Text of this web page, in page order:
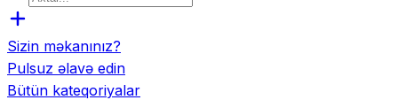
Sizin məkanınız?
Pulsuz əlavə edin
Bütün kateqoriyalar